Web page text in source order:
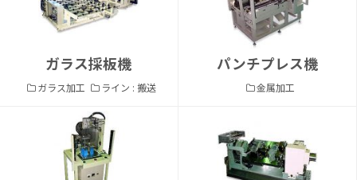
ガラス採板機
ガラス加工 ライン : 搬送
パンチプレス機
金属加工